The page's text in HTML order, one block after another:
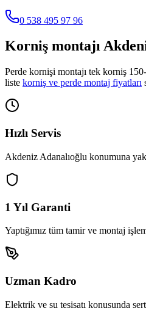
0 538 495 97 96
Korniş montajı
Perde kornişi montajı tek korniş
liste korniş ve perde montaj fiyatları
Hızlı Servis
Akdeniz Adanalıoğlu konumuna
1 Yıl Garanti
Yaptığımız tüm tamir ve montaj
Uzman Kadro
Elektrik ve su tesisatı konusunda